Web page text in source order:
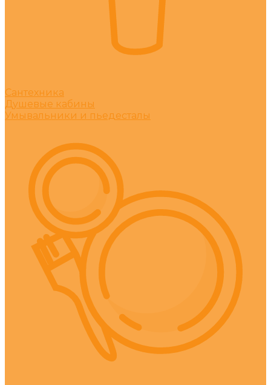
Сантехника
Душевые кабины
Умывальники и пьедесталы